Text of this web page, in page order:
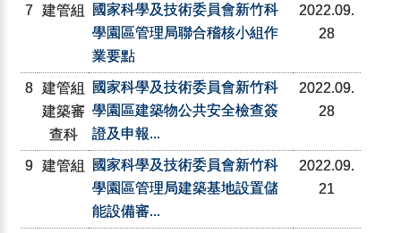
7 建管組
國家科學及技術委員會新竹科
學園區管理局聯合稽核小組作
業要點
2022.09.
28
8 建管組
建築審
查科
國家科學及技術委員會新竹科
學園區建築物公共安全檢查簽
證及申報...
2022.09.
28
9 建管組
國家科學及技術委員會新竹科
學園區管理局建築基地設置儲
能設備審...
2022.09.
21